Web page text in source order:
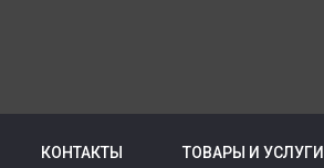
КОНТАКТЫ ТОВАРЫ И УСЛУГИ